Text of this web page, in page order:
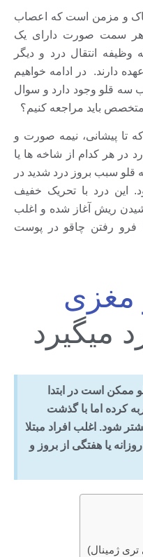
و مزمن است که اعصاب
هر سمت صورت دارای یک
انتقال درد و دیگر
دارند. در ادامه خواهیم
سه قلو وجود دارد و سوال
باید مراجعه کنیم؟
پیشانی، نیمه صورت و
در هر کدام از شاخه ها یا
سبب بروز درد شدید در
این درد با تحریک خفیف
ریش آغاز شده و اغلب
فرو رفتن چاقو در پوست
مغزی
میگیرد
ممکن است در ابتدا
کرده اما با گذشت
شود. اغلب افراد مبتلا
یا هفتگی از بروز و
ژمینال)